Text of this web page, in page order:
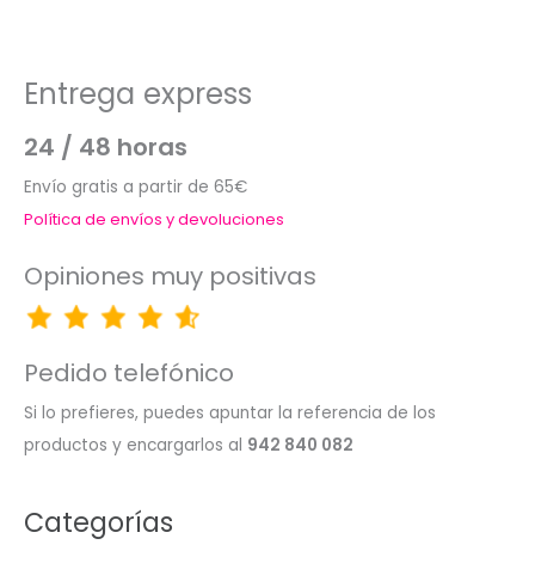
Entrega express
24 / 48 horas
Envío gratis a partir de 65€
Política de envíos y devoluciones
Opiniones muy positivas
Pedido telefónico
Si lo prefieres, puedes apuntar la referencia de los
productos y encargarlos al 942 840 082
Categorías